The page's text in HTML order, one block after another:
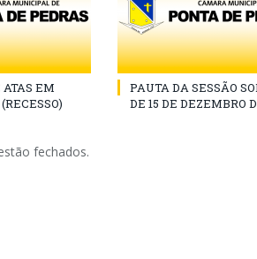
EM
PAUTA DA SESSÃO
DE 15 DE DEZEMBRO
fechados.